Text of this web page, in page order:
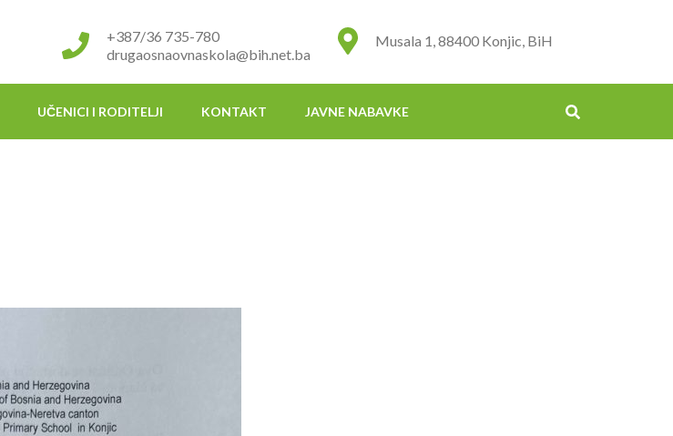
Musala 1, 88400 Konjic, BiH
+387/36 735-780
drugaosnaovnaskola@bih.net.ba
UČENICI I RODITELJI KONTAKT JAVNE NABAVKE